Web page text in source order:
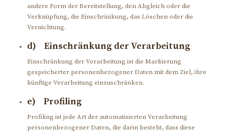
andere Form der Bereitstellung, den Abgleich oder die
Verknüpfung, die Einschränkung, das Löschen oder die
Vernichtung.
d) Einschränkung der Verarbeitung
Einschränkung der Verarbeitung ist die Markierung
gespeicherter personenbezogener Daten mit dem Ziel, ihre
künftige Verarbeitung einzuschränken.
e) Profiling
Profiling ist jede Art der automatisierten Verarbeitung
personenbezogener Daten, die darin besteht, dass diese